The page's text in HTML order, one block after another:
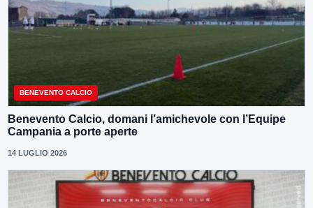
BENEVENTO CALCIO
Benevento Calcio, domani l’amichevole con l’Equipe
Campania a porte aperte
14 LUGLIO 2026